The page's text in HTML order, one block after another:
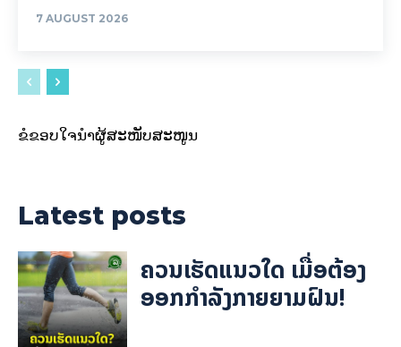
7 AUGUST 2026
ຂໍຂອບໃຈນຳຜູ້ສະໜັບສະໜູນ
Latest posts
ຄວນເຮັດແນວໃດ ເມື່ອຕ້ອງ
ອອກກຳລັງກາຍຍາມຝົນ!